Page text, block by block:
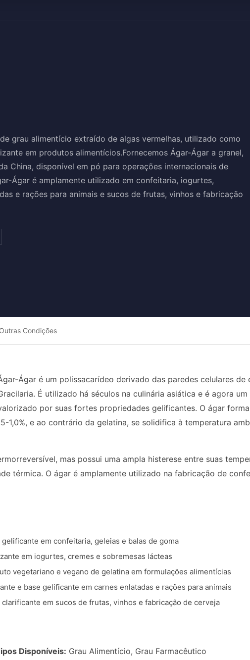
grau alimentício extraído de algas vermelhas, utilizado como
em produtos alimentícios.Fornecemos Ágar-Ágar a granel,
China, disponível em pó para operações internacionais de
Ágar é amplamente utilizado em confeitaria, iogurtes,
e rações para animais e sucos de frutas, vinhos e fabricação
Outras Condições
Ágar é um polissacarídeo derivado das paredes celulares
É utilizado há séculos na culinária asiática e é agora
por suas fortes propriedades gelificantes. O ágar
1,0%, e ao contrário da gelatina, se solidifica à temperatura
mas possui uma ampla histerese entre suas
térmica. O ágar é amplamente utilizado na fabricação de
em confeitaria, geleias e balas de goma
em iogurtes, cremes e sobremesas lácteas
vegetariano e vegano de gelatina em formulações alimentícias
e base gelificante em carnes enlatadas e rações para animais
em sucos de frutas, vinhos e fabricação de cerveja
Disponíveis: Grau Alimentício, Grau Farmacêutico